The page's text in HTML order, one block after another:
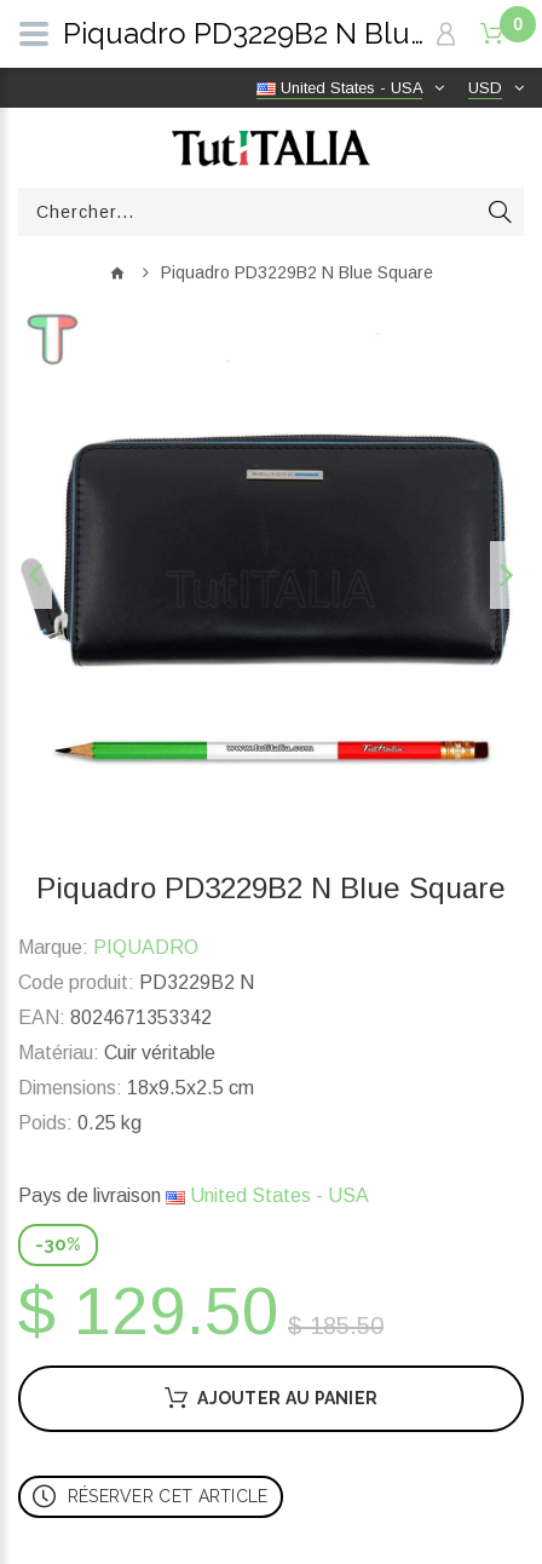
USD
United States - USA
0
Piquadro PD3229B2 N Blue Square
Piquadro PD3229B2 N Blue Square
Marque: PIQUADRO
Code produit: PD3229B2 N
EAN: 8024671353342
Matériau: Cuir véritable
Dimensions: 18x9.5x2.5 cm
Poids: 0.25 kg
Pays de livraison United States - USA
-30%
$ 129.50 $ 185.50
AJOUTER AU PANIER
RÉSERVER CET ARTICLE
Piquadro PD3229B2 N Blue Square | TutITALIA